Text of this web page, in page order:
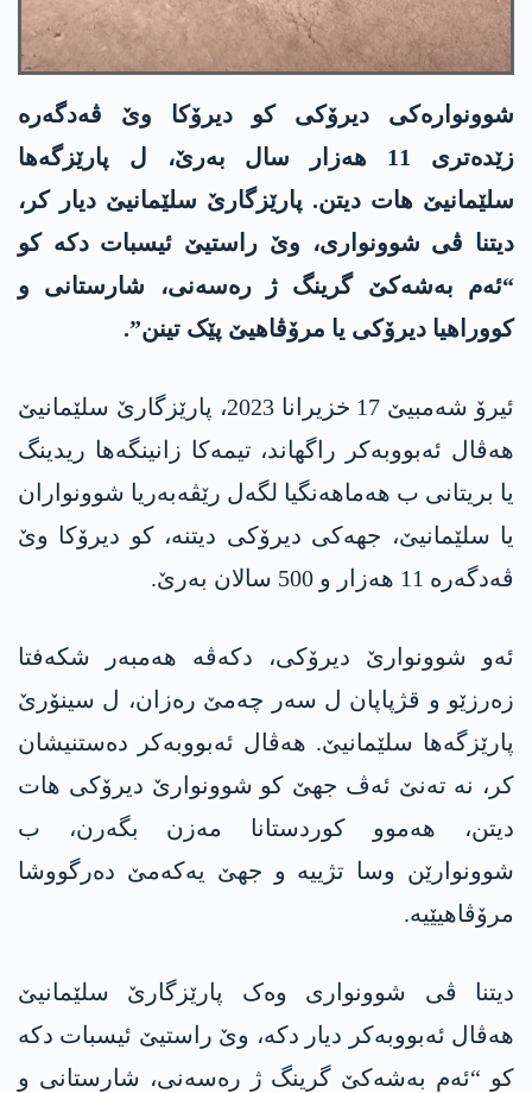
شوونوارەکی دیرۆکی کو دیرۆکا وێ ڤەدگەرە
زێدەتری 11 ھەزار سال بەرێ، ل پارێزگەھا
سلێمانیێ ھات دیتن. پارێزگارێ سلێمانیێ دیار کر،
دیتنا ڤی شوونواری، وێ راستیێ ئیسبات دکە کو
“ئەم بەشەکێ گرینگ ژ رەسەنی، شارستانی و
کووراھیا دیرۆکی یا مرۆڤاھیێ پێک تینن”.
ئیرۆ شەمبیێ 17 خزیرانا 2023، پارێزگارێ سلێمانیێ
ھەڤال ئەبووبەکر راگھاند، تیمەکا زانینگەھا ریدینگ
یا بریتانی ب ھەماھەنگیا لگەل رێڤەبەریا شوونواران
یا سلێمانیێ، جھەکی دیرۆکی دیتنە، کو دیرۆکا وێ
ڤەدگەرە 11 ھەزار و 500 سالان بەرێ.
ئەو شوونوارێ دیرۆکی، دکەڤە ھەمبەر شکەفتا
زەرزێو و قژپاپان ل سەر چەمێ رەزان، ل سینۆرێ
پارێزگەھا سلێمانیێ. ھەڤال ئەبووبەکر دەستنیشان
کر، نە تەنێ ئەڤ جھێ کو شوونوارێ دیرۆکی ھات
دیتن، ھەموو کوردستانا مەزن بگەرن، ب
شوونوارێن وسا تژییە و جھێ یەکەمێ دەرگووشا
مرۆڤاھیێیە.
دیتنا ڤی شوونواری وەک پارێزگارێ سلێمانیێ
ھەڤال ئەبووبەکر دیار دکە، وێ راستیێ ئیسبات دکە
کو “ئەم بەشەکێ گرینگ ژ رەسەنی، شارستانی و